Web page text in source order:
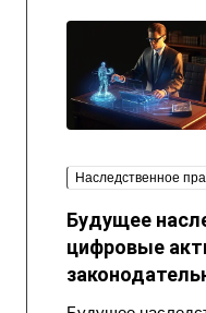
Наследственное
Будущее
цифровые